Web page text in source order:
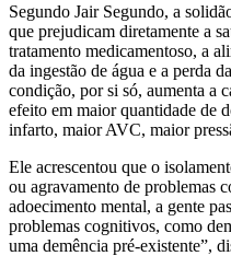
Segundo Jair Segundo, a
que prejudicam diretamente a
tratamento medicamentoso, a
da ingestão de água e a perda
condição, por si só, aumenta a
efeito em maior quantidade de
infarto, maior AVC, maior
Ele acrescentou que o
ou agravamento de problemas
adoecimento mental, a gente
problemas cognitivos, como
uma demência pré-existente”,